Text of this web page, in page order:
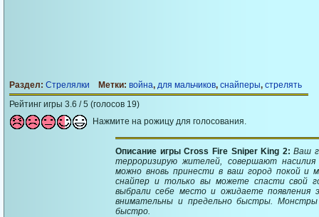
Раздел: Стрелялки Метки: война, для мальчиков, снайперы, стрелять
Рейтинг игры 3.6 / 5 (голосов 19)
Нажмите на рожицу для голосования.
Описание игры Cross Fire Sniper King 2:Ваш
терроризирую жителей, совершают
можно вновь принести в ваш город покой и
снайпер и только вы можете спасти свой
выбрали себе место и ожидаете появления
внимательны и предельно быстры. Монстры
быстро.